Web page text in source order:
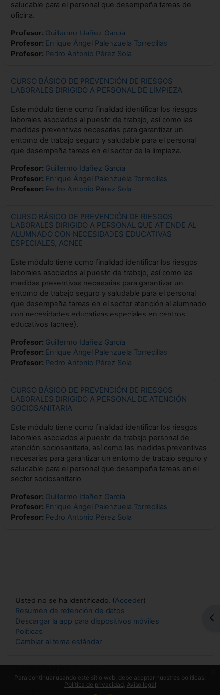
Cambiar preferencias de cookies
saludable para el personal que desempeña tareas de
oficina.
Profesor: Guillermo Idañez García
Profesor: Enrique Ángel Palenzuela Torrecillas
Profesor: Pedro Antonio Pérez Sola
CURSO BÁSICO DE PREVENCIÓN DE RIESGOS
LABORALES DIRIGIDO A PERSONAL DE LIMPIEZA
Este módulo tiene como finalidad identificar los riesgos
laborales asociados al puesto de trabajo, así como las
medidas preventivas necesarias para garantizar un
entorno de trabajo seguro y saludable para el personal
que desempeña tareas en el sector de la limpieza.
Profesor: Guillermo Idañez García
Profesor: Enrique Ángel Palenzuela Torrecillas
Profesor: Pedro Antonio Pérez Sola
CURSO BÁSICO DE PREVENCIÓN DE RIESGOS
LABORALES DIRIGIDO A PERSONAL QUE ATIENDE AL
ALUMNADO CON NECESIDADES EDUCATIVAS
ESPECIALES, ACNEE
Este módulo tiene como finalidad identificar los riesgos
laborales asociados al puesto de trabajo, así como las
medidas preventivas necesarias para garantizar un
entorno de trabajo seguro y saludable para el personal
que desempeña tareas en el sector atención al alumnado
con necesidades educativas especiales en centros
educativos (acnee).
Profesor: Guillermo Idañez García
Profesor: Enrique Ángel Palenzuela Torrecillas
Profesor: Pedro Antonio Pérez Sola
CURSO BÁSICO DE PREVENCIÓN DE RIESGOS
LABORALES DIRIGIDO A PERSONAL DE ATENCIÓN
SOCIOSANITARIA
Este módulo tiene como finalidad identificar los riesgos
laborales asociados al puesto de trabajo personal de
atención sociosanitaria, así como las medidas preventivas
necesarias para garantizar un entorno de trabajo seguro y
saludable para el personal que desempeña tareas en el
sector sociosanitario.
Profesor: Guillermo Idañez García
Profesor: Enrique Ángel Palenzuela Torrecillas
Profesor: Pedro Antonio Pérez Sola
Usted no se ha identificado. (Acceder)
Resumen de retención de datos
Descargar la app para dispositivos móviles
Políticas
Cambiar al tema estándar
Para continuar usando este sitio web, debe aceptar nuestras políticas:
Política de privacidad Aviso legal